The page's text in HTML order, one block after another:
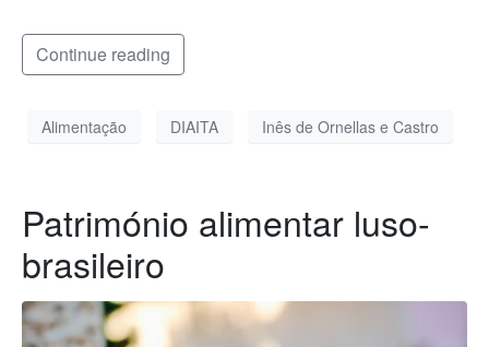
Continue reading
Alimentação DIAITA Inês de Ornellas e Castro
Património alimentar luso-
brasileiro